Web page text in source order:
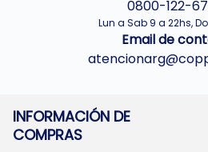
0800-122-
Lun a Sab 9 a 22hs,
Email de
INFORMACIÓN DE
COMPRAS